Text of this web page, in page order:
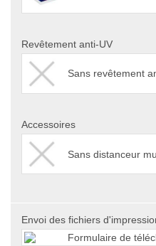
Revêtement anti-UV
Sans revêtement
Accessoires
Sans distanceur
Envoi des fichiers
Formulaire de